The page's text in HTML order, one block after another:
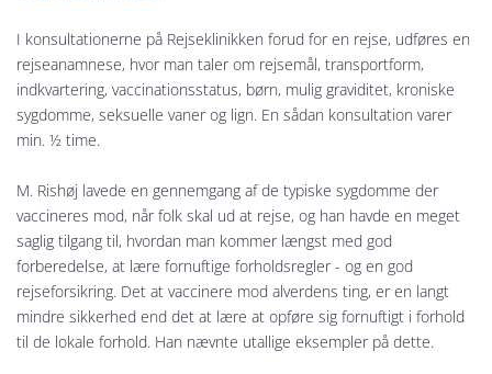
I konsultationerne på Rejseklinikken forud for en rejse, udføres en
rejseanamnese, hvor man taler om rejsemål, transportform,
indkvartering, vaccinationsstatus, børn, mulig graviditet, kroniske
sygdomme, seksuelle vaner og lign. En sådan konsultation varer
min. ½ time.
M. Rishøj lavede en gennemgang af de typiske sygdomme der
vaccineres mod, når folk skal ud at rejse, og han havde en meget
saglig tilgang til, hvordan man kommer længst med god
forberedelse, at lære fornuftige forholdsregler - og en god
rejseforsikring. Det at vaccinere mod alverdens ting, er en langt
mindre sikkerhed end det at lære at opføre sig fornuftigt i forhold
til de lokale forhold. Han nævnte utallige eksempler på dette.